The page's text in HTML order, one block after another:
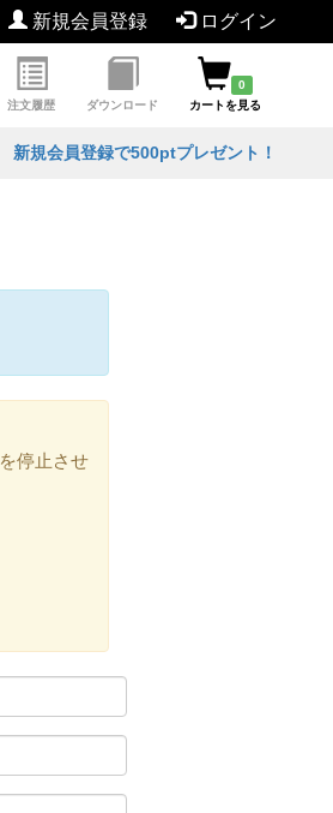
新規会員登録 ログイン
注文履歴 ダウンロード
0
カートを見る
新規会員登録で500ptプレゼント！
停止させ